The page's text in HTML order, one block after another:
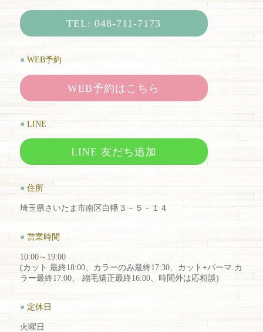
TEL: 048-711-7173
● WEB予約
WEB予約はこちら
● LINE
LINE 友だち追加
● 住所
埼玉県さいたま市南区白幡３－５－１４
● 営業時間
10:00～19:00
(カット 最終18:00、カラーのみ最終17:30、カット+パーマ.カ
ラー最終17:00、 縮毛矯正最終16:00、時間外は応相談)
● 定休日
火曜日